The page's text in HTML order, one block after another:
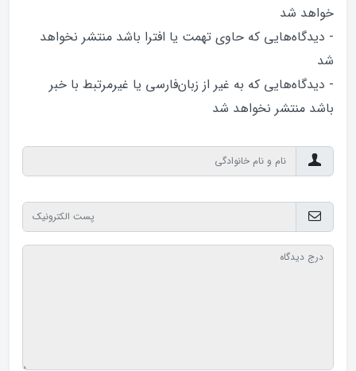
خواهد‌ شد
- دیدگاه‌هایی که حاوی تهمت یا افترا باشد منتشر نخواهد‌
شد
- دیدگاه‌هایی که به غیر از زبان‌فارسی یا غیرمرتبط با خبر
باشد منتشر نخواهد‌ شد